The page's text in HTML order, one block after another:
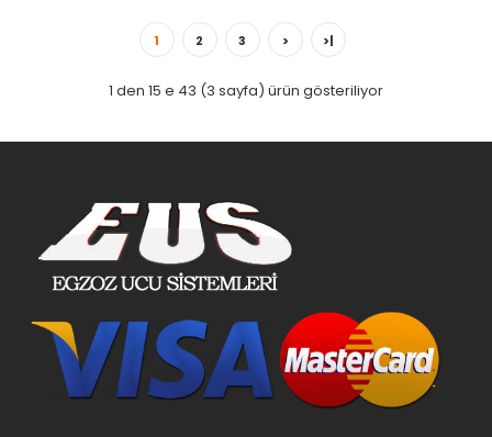
1 2 3 > >|
1 den 15 e 43 (3 sayfa) ürün gösteriliyor